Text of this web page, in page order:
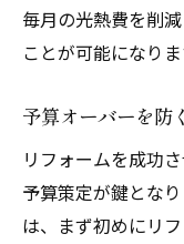
毎月の光熱費を削
ことが可能になりま
予算オーバーを防
リフォームを成功
予算策定が鍵とな
は、まず初めにリ